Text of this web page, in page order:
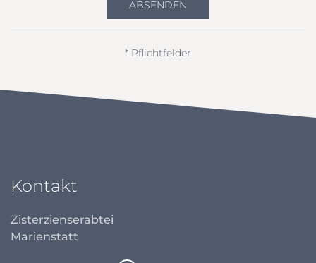
ABSENDEN
* Pflichtfelder
Kontakt
Zisterzienserabtei
Marienstatt